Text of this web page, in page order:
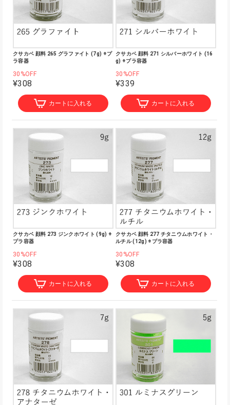
クサカベ 顔料 265 グラファイト (7g) ※プ
ラ容器
30%OFF
¥308
カートに入れる
クサカベ 顔料 271 シルバーホワイト (16
g) ※プラ容器
30%OFF
¥339
カートに入れる
クサカベ 顔料 273 ジンクホワイト (9g) ※
プラ容器
30%OFF
¥308
カートに入れる
クサカベ 顔料 277 チタニウムホワイト・
ルチル (12g) ※プラ容器
30%OFF
¥308
カートに入れる